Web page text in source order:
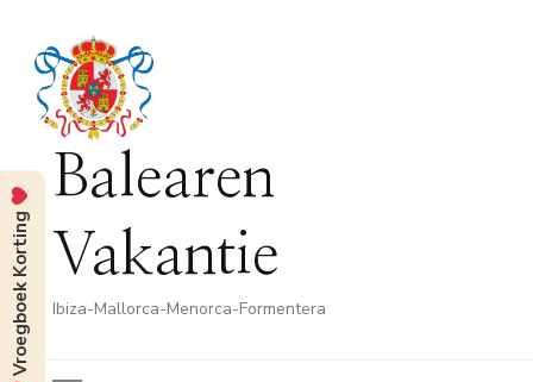
Balearen
Vakantie
Ibiza-Mallorca-Menorca-Formentera
Vroegboek Korting